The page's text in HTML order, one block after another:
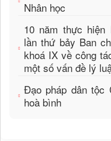
Nhân học
10 năm thực hiện
lần thứ bảy Ban
khoá IX về công
một số vấn đề lý
Đạo pháp dân tộc
hoà bình